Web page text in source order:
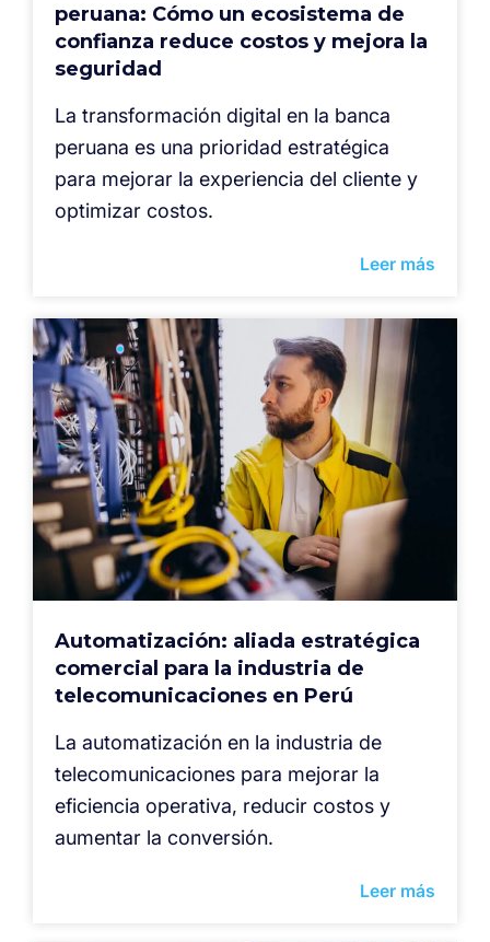
peruana: Cómo un ecosistema de
confianza reduce costos y mejora la
seguridad
La transformación digital en la banca
peruana es una prioridad estratégica
para mejorar la experiencia del cliente y
optimizar costos.
Leer más
Automatización: aliada estratégica
comercial para la industria de
telecomunicaciones en Perú
La automatización en la industria de
telecomunicaciones para mejorar la
eficiencia operativa, reducir costos y
aumentar la conversión.
Leer más